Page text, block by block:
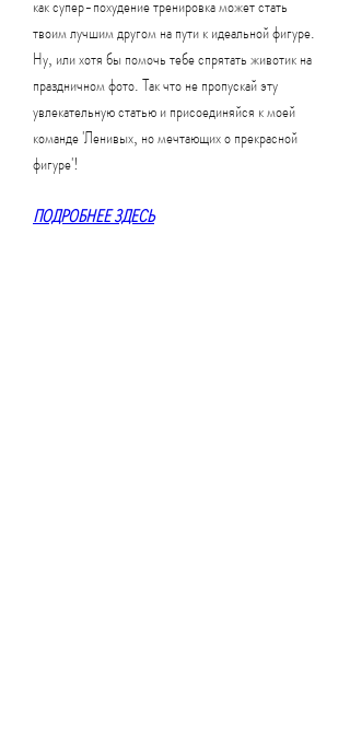
как супер-похудение тренировка может стать
твоим лучшим другом на пути к идеальной фигуре.
Ну, или хотя бы помочь тебе спрятать животик на
праздничном фото. Так что не пропускай эту
увлекательную статью и присоединяйся к моей
команде 'Ленивых, но мечтающих о прекрасной
фигуре'!
ПОДРОБНЕЕ ЗДЕСЬ